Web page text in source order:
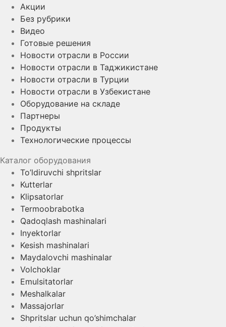
Акции
Без рубрики
Видео
Готовые решения
Новости отрасли в России
Новости отрасли в Таджикистане
Новости отрасли в Турции
Новости отрасли в Узбекистане
Оборудование на складе
Партнеры
Продукты
Технологические процессы
Каталог оборудования
To’ldiruvchi shpritslar
Kutterlar
Klipsatorlar
Termoobrabotka
Qadoqlash mashinalari
Inyektorlar
Kesish mashinalari
Maydalovchi mashinalar
Volchoklar
Emulsitatorlar
Meshalkalar
Massajorlar
Shpritslar uchun qo’shimchalar